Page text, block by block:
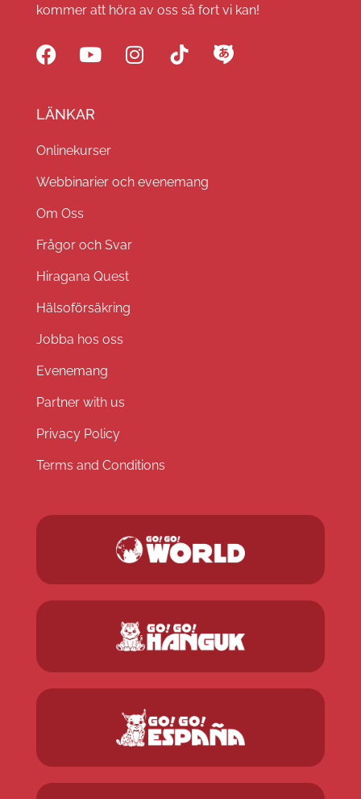
kommer att höra av oss så fort vi kan!
LÄNKAR
Onlinekurser
Webbinarier och evenemang
Om Oss
Frågor och Svar
Hiragana Quest
Hälsoförsäkring
Jobba hos oss
Evenemang
Partner with us
Privacy Policy
Terms and Conditions